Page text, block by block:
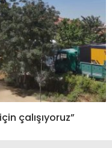
çalışıyoruz”